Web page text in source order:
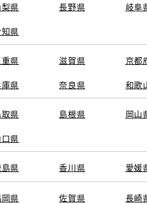
県 長野県 岐阜
県
県 滋賀県 京都
県 奈良県 和歌
県 島根県 岡山
県
県 香川県 愛媛
県 佐賀県 長崎
トヨタ中古車オンラインスト
クルマ買取
トヨタレンタカー
ト利用規約 反社会的勢力に対する基本方針